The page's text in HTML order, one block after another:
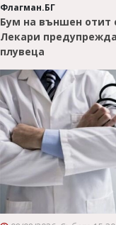
Флагман.БГ
Бум на външен отит
Лекари
плувеца